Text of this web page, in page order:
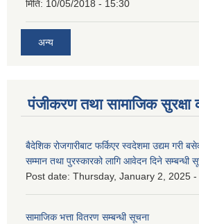
मिति: 10/05/2018 - 15:30
अन्य
पंजीकरण तथा सामाजिक सुरक्षा
बैदेशिक रोजगारीबाट फर्किएर स्वदेशमा उद्यम गरी
सम्मान तथा पुरस्कारको लागि आवेदन दिने सम्बन्धी
Post date: Thursday, January 2, 2025 -
सामाजिक भत्ता वितरण सम्बन्धी सूचना